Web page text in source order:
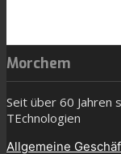
Morchem
Seit über 60 Jahren
TEchnologien
Allgemeine